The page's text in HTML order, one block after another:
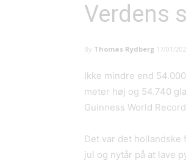
Verdens
By Thomas Rydberg 17/01/
Ikke mindre end
meter høj og 54.740
Guinness World
Det var det hollandske
jul og nytår på at lave